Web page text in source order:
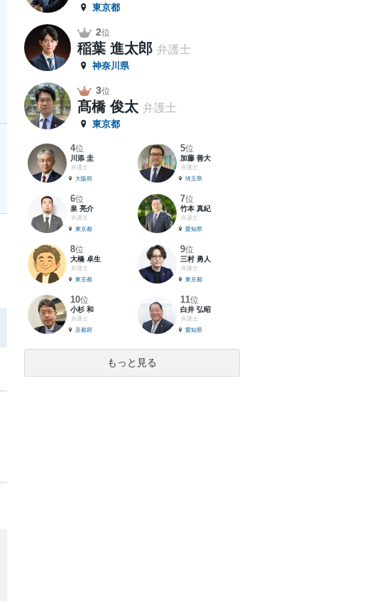
東京都
2位
稲葉 進太郎 弁護士
神奈川県
3位
髙橋 俊太 弁護士
東京都
4位
川添 圭
弁護士
大阪府
5位
加藤 善大
弁護士
埼玉県
6位
泉 亮介
弁護士
東京都
7位
竹本 真紀
弁護士
愛知県
8位
大橋 卓生
弁護士
東京都
9位
三村 勇人
弁護士
東京都
10位
小杉 和
弁護士
京都府
11位
白井 弘昭
弁護士
愛知県
もっと見る